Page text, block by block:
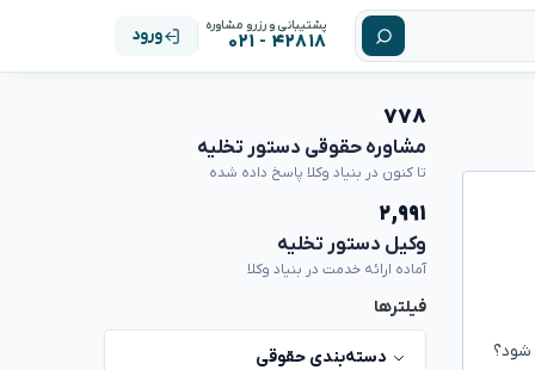
پشتیبانی و رزرو مشاوره
۴۲۸۱۸ - ۰۲۱ ورود
شود؟
۷۷۸
مشاوره حقوقی دستور تخلیه
تا کنون در بنیاد وکلا پاسخ داده شده
۲,۹۹۱
وکیل دستور تخلیه
آماده ارائه خدمت در بنیاد وکلا
فیلترها
دسته‌بندی حقوقی